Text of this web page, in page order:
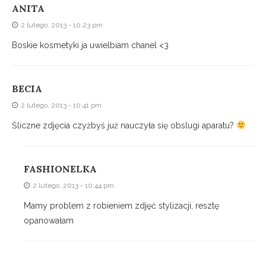
ANITA
2 lutego, 2013 - 10:23 pm
Boskie kosmetyki ja uwielbiam chanel <3
BECIA
2 lutego, 2013 - 10:41 pm
Śliczne zdjęcia czyżbyś już nauczyła się obslugi aparatu?
FASHIONELKA
2 lutego, 2013 - 10:44 pm
Mamy problem z robieniem zdjęć stylizacji, resztę
opanowałam